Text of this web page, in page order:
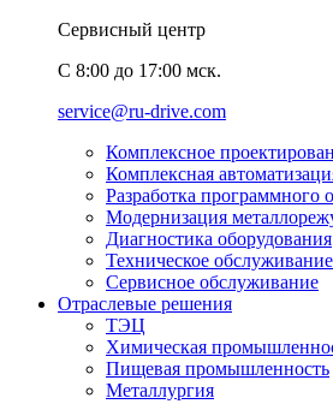
Сервисный центр
C 8:00 до 17:00 мск.
service@ru-drive.com
Комплексное
Комплексная
Разработка программного
Модернизация
Диагностика оборудования
Техническое
Сервисное обслуживание
Отраслевые решения
ТЭЦ
Химическая
Пищевая промышленность
Металлургия